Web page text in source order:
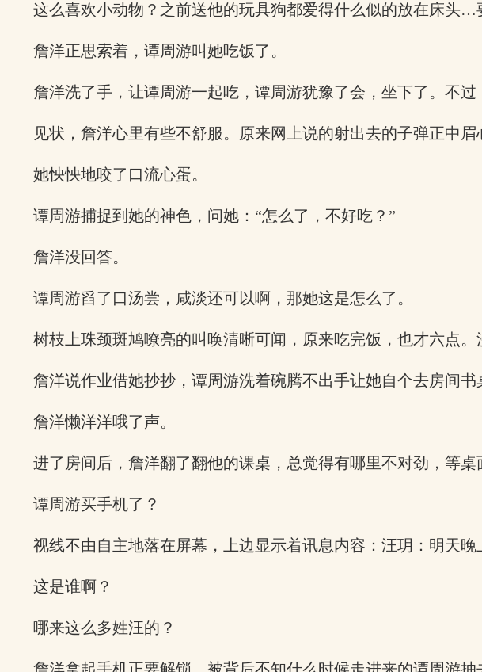
这么喜欢小动物？之前送他的玩具狗都爱得什么似的放在床头…
詹洋正思索着，谭周游叫她吃饭了。
詹洋洗了手，让谭周游一起吃，谭周游犹豫了会，坐下了。不
见状，詹洋心里有些不舒服。原来网上说的射出去的子弹正中眉
她怏怏地咬了口流心蛋。
谭周游捕捉到她的神色，问她：“怎么了，不好吃？”
詹洋没回答。
谭周游舀了口汤尝，咸淡还可以啊，那她这是怎么了。
树枝上珠颈斑鸠嘹亮的叫唤清晰可闻，原来吃完饭，也才六点。
詹洋说作业借她抄抄，谭周游洗着碗腾不出手让她自个去房间书
詹洋懒洋洋哦了声。
进了房间后，詹洋翻了翻他的课桌，总觉得有哪里不对劲，等
谭周游买手机了？
视线不由自主地落在屏幕，上边显示着讯息内容：汪玥：明天晚
这是谁啊？
哪来这么多姓汪的？